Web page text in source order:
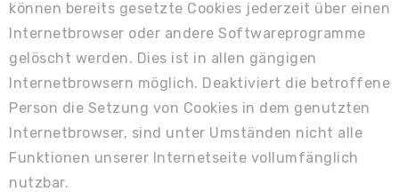
können bereits gesetzte Cookies jederzeit über einen
Internetbrowser oder andere Softwareprogramme
gelöscht werden. Dies ist in allen gängigen
Internetbrowsern möglich. Deaktiviert die betroffene
Person die Setzung von Cookies in dem genutzten
Internetbrowser, sind unter Umständen nicht alle
Funktionen unserer Internetseite vollumfänglich
nutzbar.